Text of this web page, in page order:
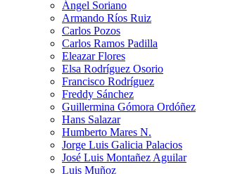
Ángel Soriano
Armando Ríos Ruiz
Carlos Pozos
Carlos Ramos Padilla
Eleazar Flores
Elsa Rodríguez Osorio
Francisco Rodríguez
Freddy Sánchez
Guillermina Gómora Ordóñez
Hans Salazar
Humberto Mares N.
Jorge Luis Galicia Palacios
José Luis Montañez Aguilar
Luis Muñoz